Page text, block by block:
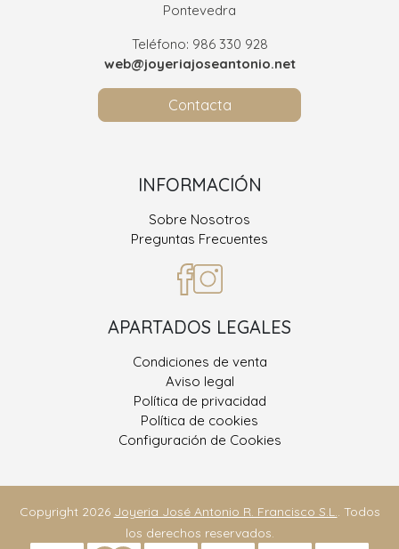
Pontevedra
Teléfono: 986 330 928
web@joyeriajoseantonio.net
Contacta
INFORMACIÓN
Sobre Nosotros
Preguntas Frecuentes
APARTADOS LEGALES
Condiciones de venta
Aviso legal
Política de privacidad
Política de cookies
Configuración de Cookies
Copyright 2026 Joyeria José Antonio R. Francisco S.L.. Todos
los derechos reservados.